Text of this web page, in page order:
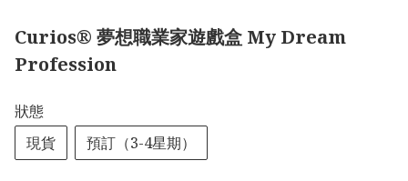
Curios®️ 夢想職業家遊戲盒 My Dream
Profession
狀態
現貨
預訂（3-4星期）